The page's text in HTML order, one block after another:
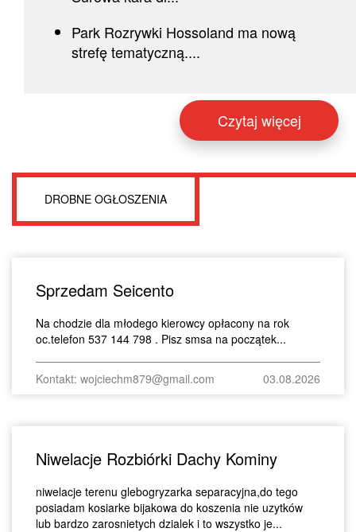
Park Rozrywki Hossoland ma nową
strefę tematyczną....
Czytaj więcej
DROBNE OGŁOSZENIA
Sprzedam Seicento
Na chodzie dla młodego kierowcy opłacony na rok
oc.telefon 537 144 798 . Pisz smsa na początek...
Kontakt: wojciechm879@gmail.com 03.08.2026
Niwelacje Rozbiórki Dachy Kominy
niwelacje terenu glebogryzarka separacyjna,do tego
posiadam kosiarke bijakowa do koszenia nie uzytków
lub bardzo zarosnietych dzialek i to wszystko je...